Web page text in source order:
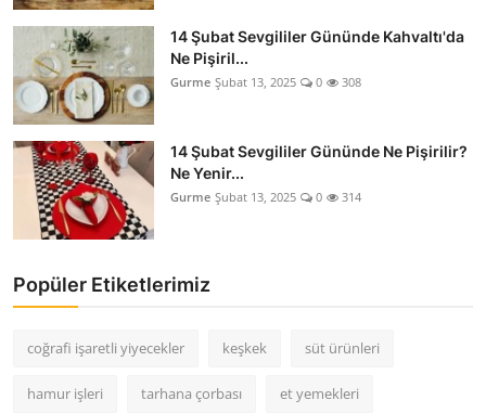
14 Şubat Sevgililer Gününde Kahvaltı'da
Ne Pişiril...
Gurme Şubat 13, 2025 0 308
14 Şubat Sevgililer Gününde Ne Pişirilir?
Ne Yenir...
Gurme Şubat 13, 2025 0 314
Popüler Etiketlerimiz
coğrafi işaretli yiyecekler keşkek süt ürünleri
hamur işleri tarhana çorbası et yemekleri